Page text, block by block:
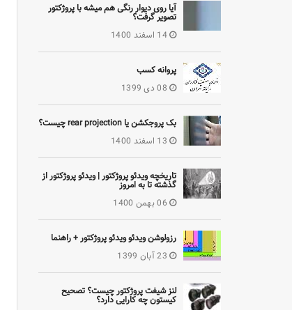
آیا روی دیوار رنگی هم میشه با پروژکتور
تصویر گرفت؟
14 اسفند 1400
پروانه کسب
08 دی 1399
بک پروجکشن یا rear projection چیست؟
13 اسفند 1400
تاریخچه ویدئو پروژکتور | ویدئو پروژکتور از
گذشته تا به امروز
06 بهمن 1400
رزولوشن ویدئو ویدئو پروژکتور + راهنما
23 آبان 1399
لنز شیفت پروژکتور چیست؟ تصحیح
کیستون چه کارایی دارد؟